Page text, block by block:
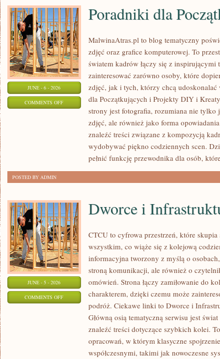
JUNE - 6 - 2026
COMMENTS OFFON
PORADNIKI
POCZĄTKUJĄCYCH
Poradniki dla
MalwinaAtras.pl to blog tematyczny
zdjęć oraz grafice komputerowej. To
światem kadrów łączy się z inspirującymi
zainteresować zarówno osoby, które
zdjęć, jak i tych, którzy chcą
dla Początkujących i Projekty DIY i
strony jest fotografia, rozumiana nie
zdjęć, ale również jako forma
znaleźć treści związane z kompozycją
wydobywać piękno codziennych scen.
pełnić funkcję przewodnika dla osób,
POSTED BY ADMIN
JUNE - 5 - 2026
COMMENTS OFFON
INFRASTRUKTURA
Dworce i
CTCU to cyfrowa przestrzeń, które skupia
wszystkim, co wiąże się z kolejową
informacyjna tworzony z myślą o
stroną komunikacji, ale również o
omówień. Strona łączy zamiłowanie do
charakterem, dzięki czemu może
podróż. Ciekawe linki to Dworce i
Główną osią tematyczną serwisu jest
znaleźć treści dotyczące szybkich kolei.
opracowań, w którym klasyczne
współczesnymi, takimi jak nowoczesne